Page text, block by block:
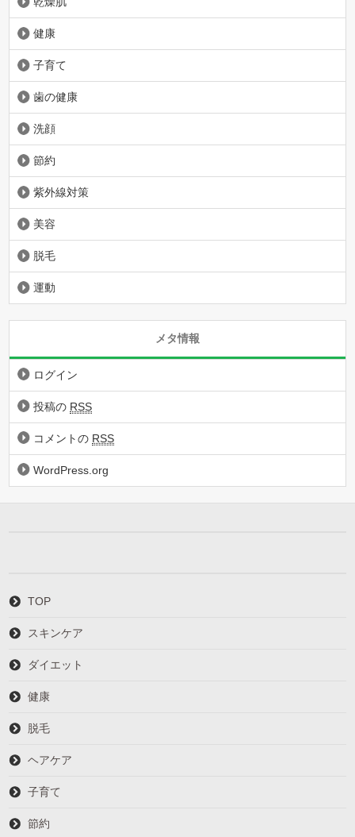
健康
子育て
歯の健康
洗顔
節約
紫外線対策
美容
脱毛
運動
メタ情報
ログイン
投稿の RSS
コメントの RSS
WordPress.org
TOP
スキンケア
ダイエット
健康
脱毛
ヘアケア
子育て
節約